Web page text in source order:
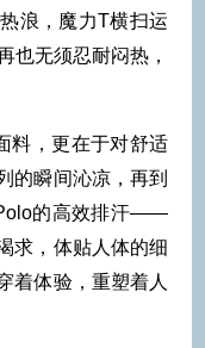
浪，魔力T横扫运
也无须忍耐闷热，
料，更在于对舒适
的瞬间沁凉，再到
的高效排汗——
求，体贴人体的细
着体验，重塑着人